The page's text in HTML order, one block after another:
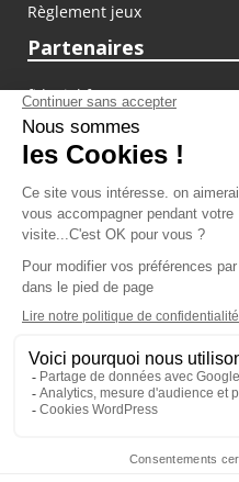
Règlement jeux
Partenaires
fiducial.fr
lyoncapitale.fr
olympique-et-lyonnais.com
L'application Iphone /
Les cookies
Gestion des cookies
Crédit photos :